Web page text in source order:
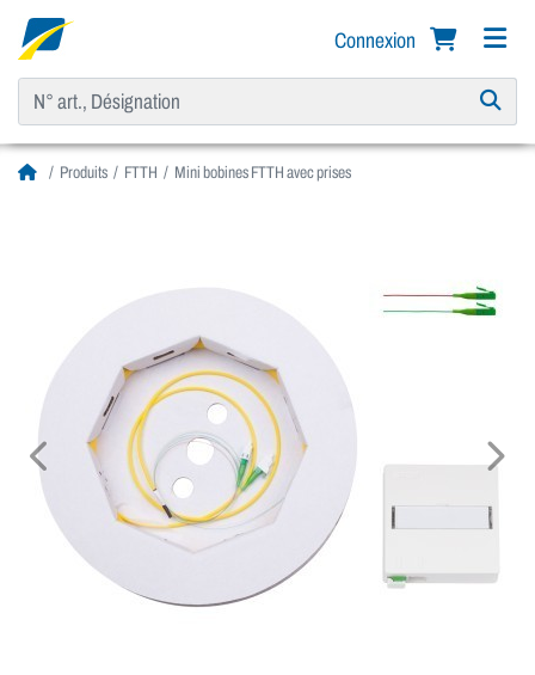
Connexion
Produits FTTH Mini bobines FTTH avec prises